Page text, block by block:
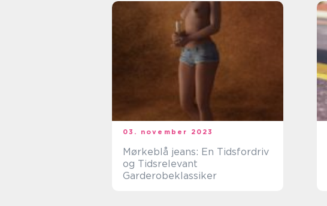
03. november 2023
Mørkeblå jeans: En Tidsfordriv
og Tidsrelevant
Garderobeklassiker